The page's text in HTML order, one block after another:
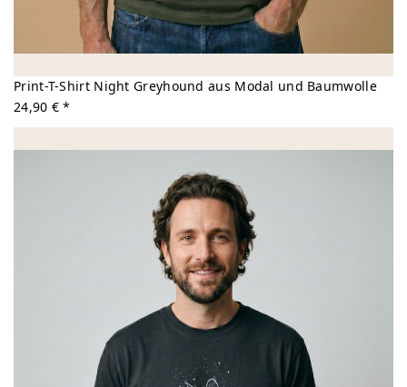
Print-T-Shirt Night Greyhound aus Modal und Baumwolle
24,90 € *